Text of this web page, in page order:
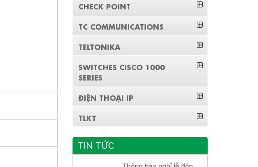
CHECK POINT
TC COMMUNICATIONS
TELTONIKA
SWITCHES CISCO 1000
SERIES
ĐIỆN THOẠI IP
TLKT
TIN TỨC